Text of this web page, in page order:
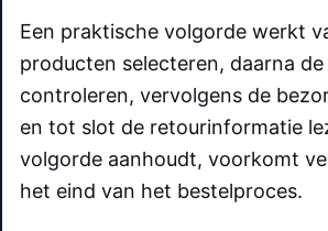
Een praktische volgorde werkt
producten selecteren, daarna
controleren, vervolgens de
en tot slot de retourinformatie
volgorde aanhoudt, voorkomt
het eind van het bestelproces.